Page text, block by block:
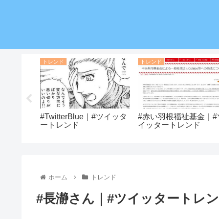
トレンド
#TwitterBlue｜#ツイッタ
ートレンド
トレンド
#赤い羽根福祉基金｜#
イッタートレンド
ホーム トレンド
#長瀞さん｜#ツイッタートレ